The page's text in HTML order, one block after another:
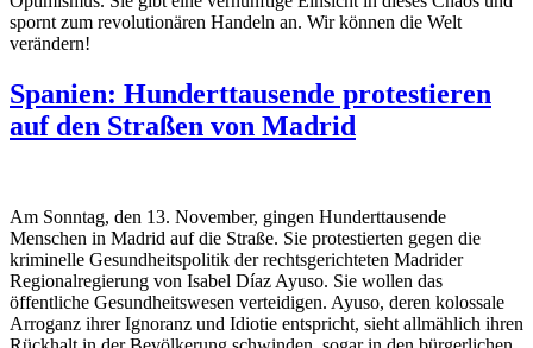
spornt zum revolutionären Handeln an. Wir können die Welt
verändern!
Spanien: Hunderttausende protestieren
auf den Straßen von Madrid
Am Sonntag, den 13. November, gingen Hunderttausende
Menschen in Madrid auf die Straße. Sie protestierten gegen die
kriminelle Gesundheitspolitik der rechtsgerichteten Madrider
Regionalregierung von Isabel Díaz Ayuso. Sie wollen das
öffentliche Gesundheitswesen verteidigen. Ayuso, deren kolossale
Arroganz ihrer Ignoranz und Idiotie entspricht, sieht allmählich ihren